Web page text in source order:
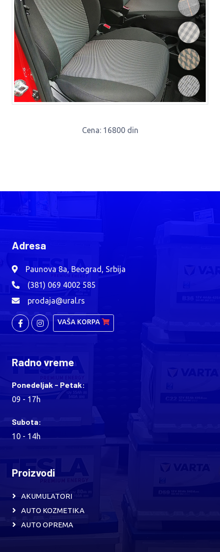
Cena: 16800 din
Adresa
Paunova 8a, Beograd, Srbija
(381) 069 4002 585
prodaja@ural.rs
VAŠA KORPA
Radno vreme
Ponedeljak - Petak:
09 - 17h
Subota:
10 - 14h
Proizvodi
AKUMULATORI
AUTO KOZMETIKA
AUTO OPREMA